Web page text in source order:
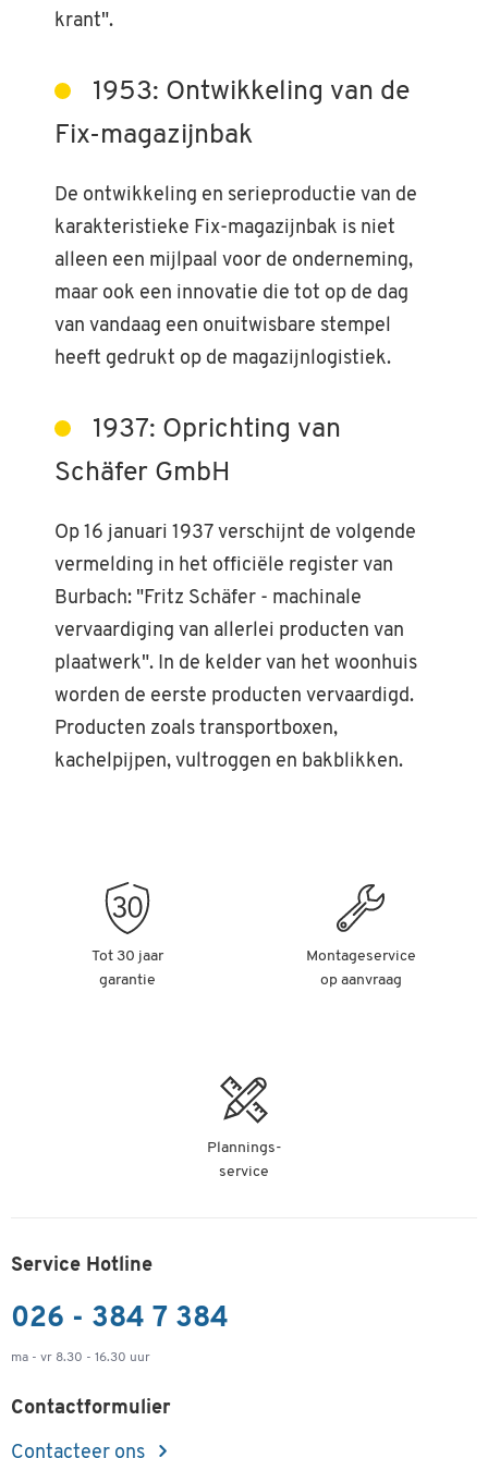
krant".
1953: Ontwikkeling van de
Fix-magazijnbak
De ontwikkeling en serieproductie van de
karakteristieke Fix-magazijnbak is niet
alleen een mijlpaal voor de onderneming,
maar ook een innovatie die tot op de dag
van vandaag een onuitwisbare stempel
heeft gedrukt op de magazijnlogistiek.
1937: Oprichting van
Schäfer GmbH
Op 16 januari 1937 verschijnt de volgende
vermelding in het officiële register van
Burbach: "Fritz Schäfer - machinale
vervaardiging van allerlei producten van
plaatwerk". In de kelder van het woonhuis
worden de eerste producten vervaardigd.
Producten zoals transportboxen,
kachelpijpen, vultroggen en bakblikken.
Tot 30 jaar
garantie
Montageservice
op aanvraag
Plannings-
service
Service Hotline
026 - 384 7 384
ma - vr 8.30 - 16.30 uur
Contactformulier
Contacteer ons